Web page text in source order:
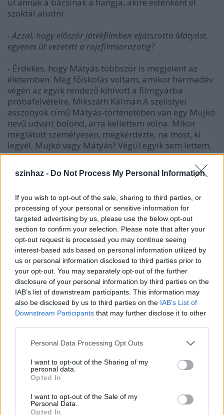
szinhaz - Do Not Process My Personal Information
If you wish to opt-out of the sale, sharing to third parties, or
processing of your personal or sensitive information for
targeted advertising by us, please use the below opt-out
section to confirm your selection. Please note that after your
opt-out request is processed you may continue seeing
interest-based ads based on personal information utilized by
us or personal information disclosed to third parties prior to
your opt-out. You may separately opt-out of the further
disclosure of your personal information by third parties on the
IAB’s list of downstream participants. This information may
also be disclosed by us to third parties on the IAB’s List of
Downstream Participants that may further disclose it to other
Please note that this website/app uses one or more Google
not limited to your visit or usage behaviour. You may click to
grant or deny consent to Google and its third-party tags to
use your data for below specified purposes in below Google
consent section.
Personal Data Processing Opt Outs
I want to opt-out of the Sharing of my
personal data.
Opted In
I want to opt-out of the Sale of my
Personal Data.
Opted In
szoktál aludni.
- Azzal, hogy először játékfilmben eljátszotta Mátyást,
egyenes út vezetett a rajzfilmsorozatig?
- Érdekes, hogy Mátyás többször is megjelent az
életemben. Még főiskolás voltam, amikor harmadév
végén az egyik rendező kihívott a filmgyárba
próbafelvételre, Mikszáth Kálmán A szelistyei
asszonyok című Mátyás-történetében van egy Mujkó
nevű udvari bolond, arra kellettem volna. Mikor
meglátott személyesen, megkérdezte, na most, ki
legyél, Mujkó vagy Mátyás? Végül egyik sem lettem,
bár akkor ez különösebben nem zavart, amúgy is
rengeteget dolgoztam. 1979-ben szólt Fejér Tamás,
hogy lesz egy film Mátyásról, akit szeretné, ha én
éppen úgy nézek ki, mint Mátyás király. Én ugyan
nem láttam a hasonlóságot soha, a híres Fadrusz-
ábrázolás alapján sem, de persze elfogadtam a
szerepet. Ez volt A világ közepe című játékfilm,
amiben rengeteg jó színésszel - Koncz Gábor, Bujtor,
Zenthe Ferenc, Gyenge Árpád, Szerencsi Éva,
Hűvösvölgyi Ildikó - dolgozhattam együtt. Majd
megint eltelt néhány év, amikor megkerestek a
kecskeméti rajzfilmstúdióból, hogy csinálnak egy
tizenhárom részes, Mátyás-történeteket feldolgozó
rajzfilmsorozatot, amiben én adhatom a hangom
a lehetőségnek, hiszen olyan volt, mintha a
módokon, az adott karakterhez illően változtatva a
hangját - másként hangsúlyozva, ha öreg ember jön,
hiszem, a Kaláka zenéjével, a kecskemétiekkel és
velünk együtt ez egy olyan jól sikerült vállalkozás